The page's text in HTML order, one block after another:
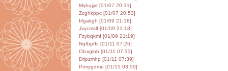
Mybqjjvr [01/07 20:31]
Zcghkppc [01/07 20:53]
Iifgakgh [01/09 21:18]
Jxycmslf [01/09 21:18]
Fzybqkmf [01/09 21:19]
Nqfbpffc [01/11 07:26]
Olzxglob [01/11 07:33]
Drlpzmhp [01/11 07:39]
Prmygdme [01/15 03:59]